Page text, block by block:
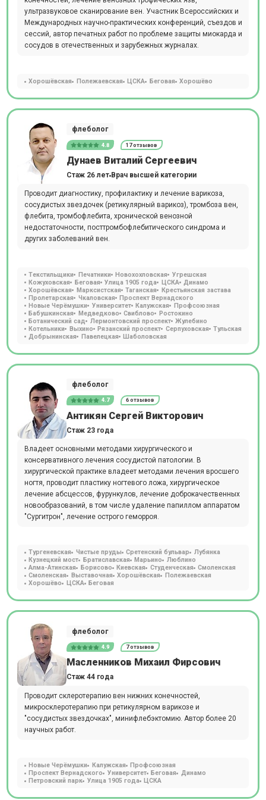
ультразвуковое сканирование вен. Участник Всероссийских и
Международных научно-практических конференций, съездов и
сессий, автор печатных работ по проблеме защиты миокарда и
сосудов в отечественных и зарубежных журналах.
Хорошёвская Полежаевская ЦСКА Беговая Хорошёво
флеболог
4.8 17 отзывов
Дунаев Виталий Сергеевич
Стаж 26 лет Врач высшей категории
Проводит диагностику, профилактику и лечение варикоза,
сосудистых звездочек (ретикулярный варикоз), тромбоза вен,
флебита, тромбофлебита, хронической венозной
недостаточности, посттромбофлебитического синдрома и
других заболеваний вен.
Текстильщики Печатники Новохохловская
Угрешская
Кожуховская
Беговая Улица 1905 года ЦСКА
Динамо
Хорошёвская
Марксистская Таганская
Крестьянская застава
Пролетарская
Чкаловская
Проспект Вернадского
Новые Черёмушки
Университет Калужская
Профсоюзная
Бабушкинская
Медведково Свиблово
Ростокино
Ботанический сад
Лермонтовский проспект Жулебино
Котельники
Выхино Рязанский проспект Серпуховская
Тульская
Добрынинская
Павелецкая Шаболовская
флеболог
4.7 6 отзывов
Антикян Сергей Викторович
Стаж 23 года
Владеет основными методами хирургического и
консервативного лечения сосудистой патологии. В
хирургической практике владеет методами лечения вросшего
ногтя, проводит пластику ногтевого ложа, хирургическое
лечение абсцессов, фурункулов, лечение доброкачественных
новообразований, в том числе удаление папиллом аппаратом
"Сургитрон", лечение острого геморроя.
Тургеневская Чистые пруды Сретенский бульвар
Лубянка
Кузнецкий мост
Братиславская Марьино
Люблино
Алма-Атинская
Борисово Киевская Студенческая
Смоленская
Смоленская
Выставочная Хорошёвская
Полежаевская
Хорошёво
ЦСКА Беговая
флеболог
4.9 7 отзывов
Масленников Михаил Фирсович
Стаж 44 года
Проводит склеротерапию вен нижних конечностей,
микросклеротерапию при ретикулярном варикозе и
"сосудистых звездочках", минифлебэктомию. Автор более 20
научных работ.
Новые Черёмушки Калужская
Профсоюзная
Проспект Вернадского
Университет Беговая
Динамо
Петровский парк
Улица 1905 года ЦСКА